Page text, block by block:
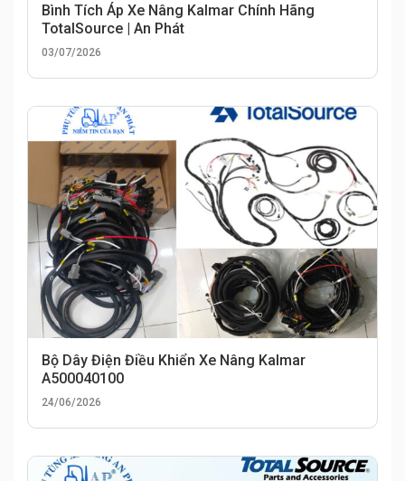
Bình Tích Áp Xe Nâng Kalmar Chính Hãng
TotalSource | An Phát
03/07/2026
Bộ Dây Điện Điều Khiển Xe Nâng Kalmar
A500040100
24/06/2026